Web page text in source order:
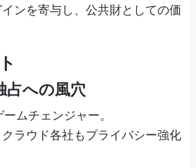
への風穴
ムチェンジャー。
ラウド各社もプライバシー強化